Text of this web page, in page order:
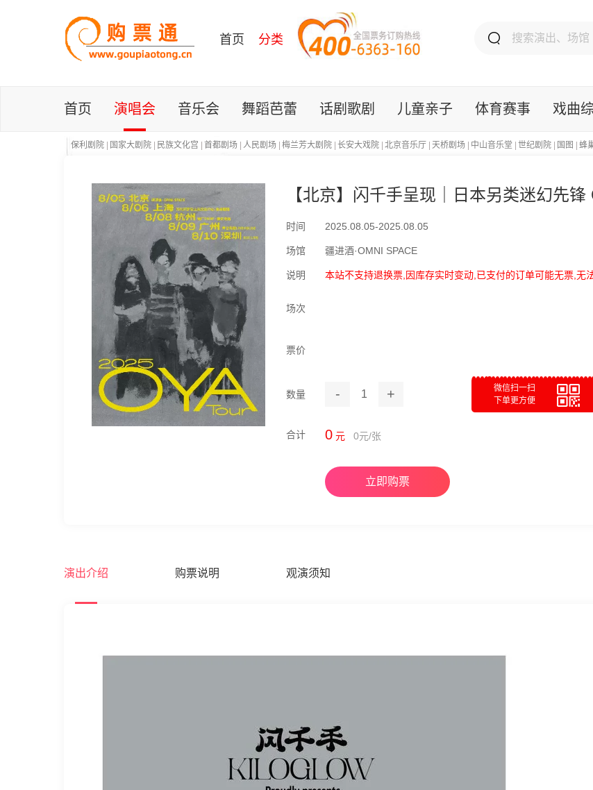
首页 分类
首页 演唱会 音乐会 舞蹈芭蕾 话剧歌剧 儿童亲子 体育赛事 戏曲
保利剧院 国家大剧院 民族文化宫 首都剧场 人民剧场 梅兰芳大剧院 长安大戏院 北京音乐厅 天桥剧场 中山音乐堂 世纪剧院 国图 蜂
【北京】闪千手呈现｜日本另类迷幻先
时间 2025.08.05-2025.08.05
场馆 疆进酒·OMNI SPACE
说明 本站不支持退换票,因库存实时变动,已支付的订单可能无票,无
场次
票价
数量 - 1 +
微信扫一扫
下单更方便
合计 0 元 0元/张
立即购票
演出介绍 购票说明 观演须知